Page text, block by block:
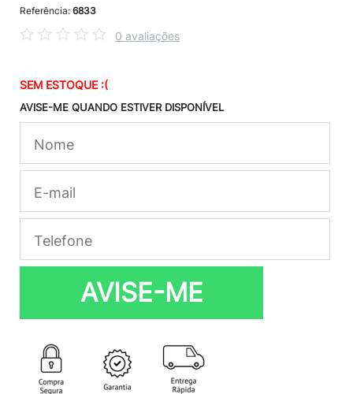
Referência: 6833
0 avaliações
SEM ESTOQUE :(
AVISE-ME QUANDO ESTIVER DISPONÍVEL
AVISE-ME